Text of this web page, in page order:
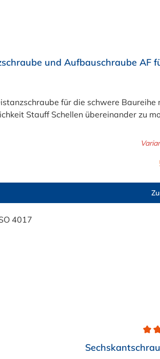
und Aufbauschraube
für die schwere
Stauff Schellen übereinander zu